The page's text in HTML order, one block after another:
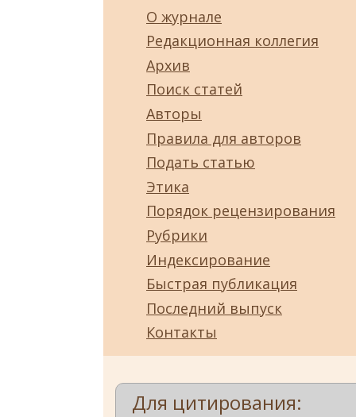
О журнале
Редакционная коллегия
Архив
Поиск статей
Авторы
Правила для авторов
Подать статью
Этика
Порядок рецензирования
Рубрики
Индексирование
Быстрая публикация
Последний выпуск
Контакты
Для цитирования: